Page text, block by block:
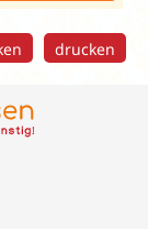
drucken